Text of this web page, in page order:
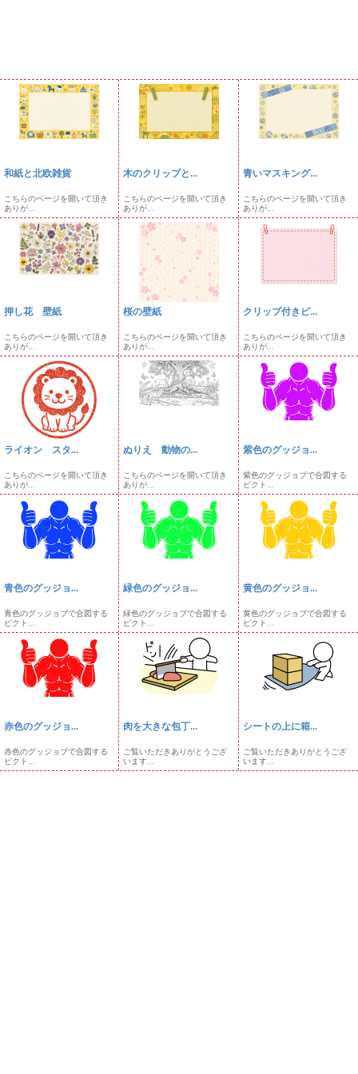
和紙と北欧雑貨
こちらのページを開いて頂き
ありが...
木のクリップと...
こちらのページを開いて頂き
ありが...
青いマスキング...
こちらのページを開いて頂き
ありが...
押し花 壁紙
こちらのページを開いて頂き
ありが...
桜の壁紙
こちらのページを開いて頂き
ありが...
クリップ付きピ...
こちらのページを開いて頂き
ありが...
ライオン スタ...
こちらのページを開いて頂き
ありが...
ぬりえ 動物の...
こちらのページを開いて頂き
ありが...
紫色のグッジョ...
紫色のグッジョブで合図する
ピクト...
青色のグッジョ...
青色のグッジョブで合図する
ピクト...
緑色のグッジョ...
緑色のグッジョブで合図する
ピクト...
黄色のグッジョ...
黄色のグッジョブで合図する
ピクト...
赤色のグッジョ...
赤色のグッジョブで合図する
ピクト...
肉を大きな包丁...
ご覧いただきありがとうござ
います...
シートの上に箱...
ご覧いただきありがとうござ
います...